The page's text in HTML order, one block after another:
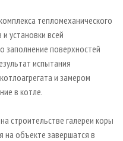
тепломеханического
установки всей
поверхностей
испытания
и замером
в котле.
строительстве галереи коры
на объекте завершатся в